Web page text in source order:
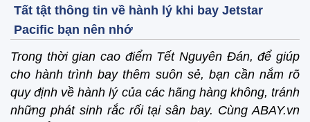
Tất tật thông tin về hành lý khi bay Jetstar
Pacific bạn nên nhớ
Trong thời gian cao điểm Tết Nguyên Đán, để giúp
cho hành trình bay thêm suôn sẻ, bạn cần nắm rõ
quy định về hành lý của các hãng hàng không, tránh
những phát sinh rắc rối tại sân bay. Cùng ABAY.vn